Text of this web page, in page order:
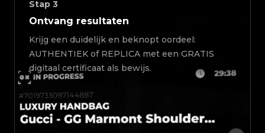
Stap 3
Ontvang resultaten
Krijg een duidelijk en beknopt oordeel:
AUTHENTIEK of REPLICA met een GRATIS
digitaal certificaat als bewijs.